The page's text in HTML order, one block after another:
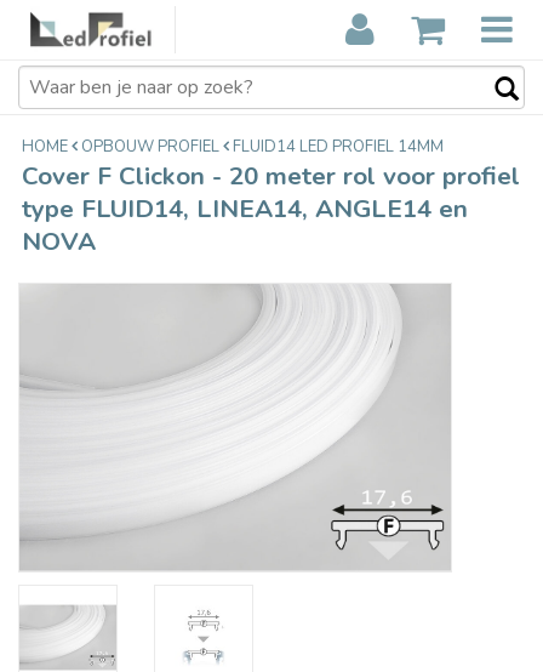
Cover F Clickon - 20 meter rol voor
profiel type FLUID14, LINEA14,
ANGLE14 en NOVA
€118,00
HOME OPBOUW PROFIEL FLUID14 LED PROFIEL 14MM
Cover F Clickon - 20 meter rol voor profiel
type FLUID14, LINEA14, ANGLE14 en
NOVA